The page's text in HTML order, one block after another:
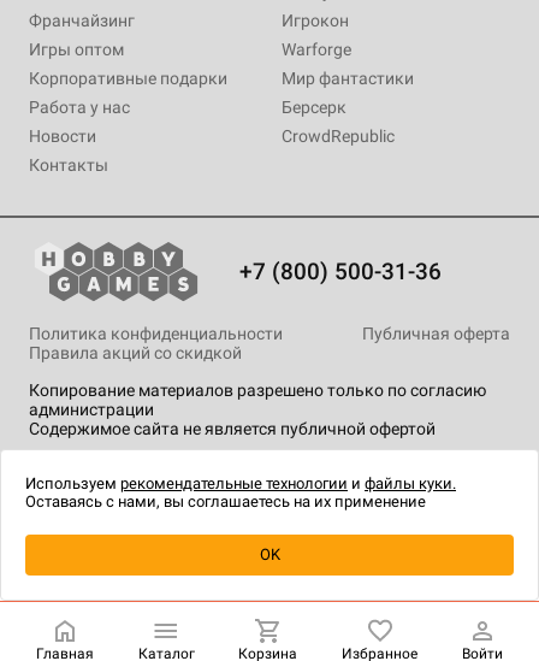
Уведомить о наличии
Франчайзинг
Игры оптом
Корпоративные подарки
Работа у нас
Новости
Контакты
Игрокон
Warforge
Мир фантастики
Берсерк
CrowdRepublic
+7 (800) 500-31-36
Копирование материалов разрешено только по согласию
администрации
Содержимое сайта не является публичной офертой
Политика конфиденциальности
Публичная оферта
Правила акций со скидкой
технологии.
Главная Каталог Корзина Избранное Войти
Используем рекомендательные технологии и файлы куки.
Оставаясь с нами, вы соглашаетесь на их применение
OK